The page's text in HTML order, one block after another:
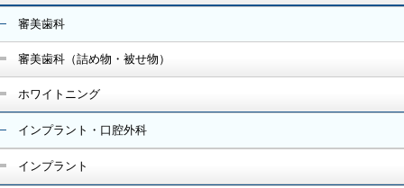
審美歯科
審美歯科（詰め物・被せ物）
ホワイトニング
インプラント・口腔外科
インプラント